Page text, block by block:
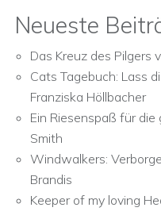
Neueste
Das Kreuz des Pilgers
Cats Tagebuch: Lass
Franziska Höllbacher
Ein Riesenspaß für die
Smith
Windwalkers:
Brandis
Keeper of my loving